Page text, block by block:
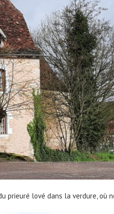
lové dans la verdure, où